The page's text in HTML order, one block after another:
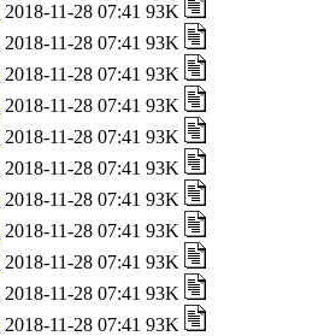
2018-11-28 07:41 93K
2018-11-28 07:41 93K
2018-11-28 07:41 93K
2018-11-28 07:41 93K
2018-11-28 07:41 93K
2018-11-28 07:41 93K
2018-11-28 07:41 93K
2018-11-28 07:41 93K
2018-11-28 07:41 93K
2018-11-28 07:41 93K
2018-11-28 07:41 93K